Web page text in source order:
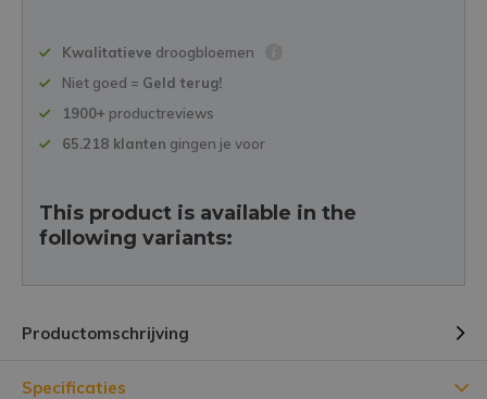
Kwalitatieve droogbloemen
Niet goed = Geld terug!
1900+ productreviews
65.218 klanten gingen je voor
This product is available in the
following variants:
Productomschrijving
Specificaties